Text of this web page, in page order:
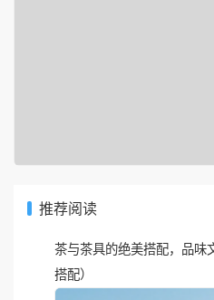
推荐阅读
茶与茶具的绝美搭配，品味
搭配）